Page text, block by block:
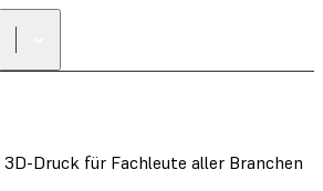
3D-Druck für Fachleute aller Branchen